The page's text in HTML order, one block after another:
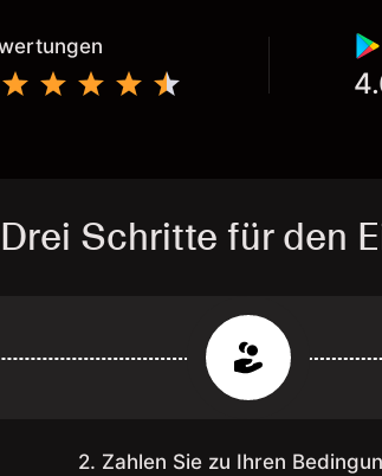
Drei Schritte für den
2. Zahlen Sie zu Ihren